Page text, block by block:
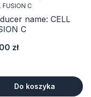
FUSION C
name: CELL
C
zł
Do koszyka